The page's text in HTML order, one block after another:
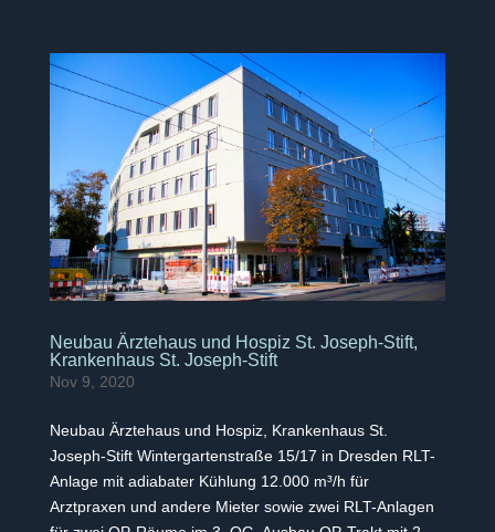
Neubau Ärztehaus und Hospiz St. Joseph-Stift,
Krankenhaus St. Joseph-Stift
Nov 9, 2020
Neubau Ärztehaus und Hospiz, Krankenhaus St.
Joseph-Stift Wintergartenstraße 15/17 in Dresden RLT-
Anlage mit adiabater Kühlung 12.000 m³/h für
Arztpraxen und andere Mieter sowie zwei RLT-Anlagen